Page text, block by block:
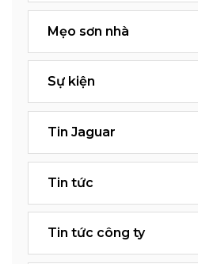
Mẹo sơn nhà
Sự kiện
Tin Jaguar
Tin tức
Tin tức công ty